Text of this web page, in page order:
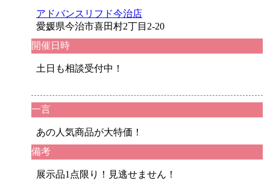
アドバンスリフド今治店
愛媛県今治市喜田村2丁目2-20
開催日時
土日も相談受付中！
一言
あの人気商品が大特価！
備考
展示品1点限り！見逃せません！